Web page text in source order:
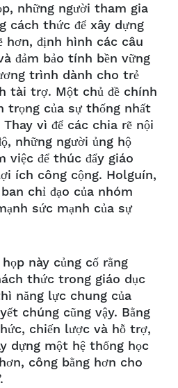
những người tham gia
cách thức để xây dựng
hơn, định hình các câu
đảm bảo tính bền vững
trình dành cho trẻ
tài trợ. Một chủ đề chính
trọng của sự thống nhất
vì để các chia rẽ nội
những người ủng hộ
việc để thúc đẩy giáo
ích công cộng. Holguín,
chỉ đạo của nhóm
sức mạnh của sự
này củng cố rằng
thức trong giáo dục
năng lực chung của
chúng cũng vậy. Bằng
chiến lược và hỗ trợ,
dựng một hệ thống học
công bằng hơn cho